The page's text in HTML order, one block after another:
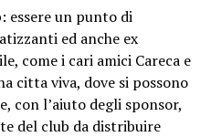
essere un punto di
ed anche ex
come i cari amici Careca e
citta viva, dove si possono
con l’aiuto degli sponsor,
del club da distribuire